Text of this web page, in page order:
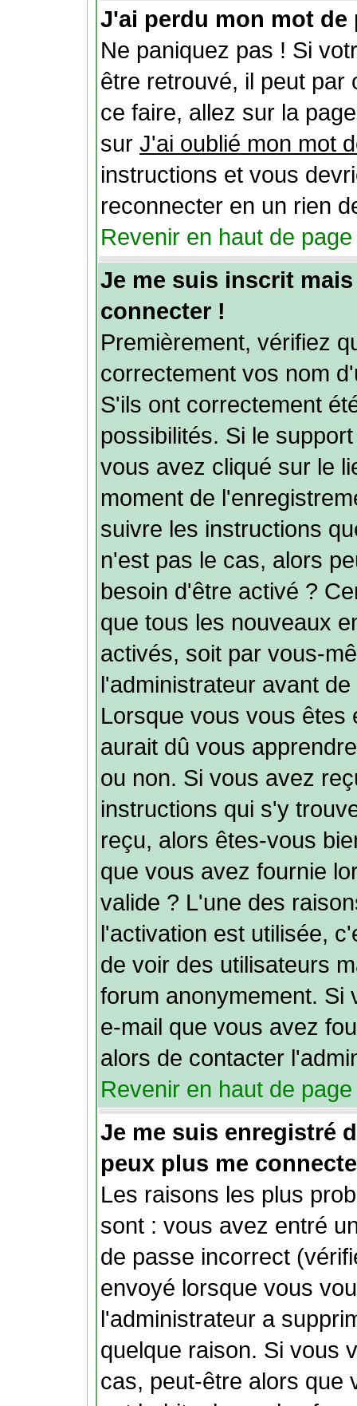
J'ai perdu mon mot de
Ne paniquez pas ! Si
être retrouvé, il peut par
ce faire, allez sur la
sur J'ai oublié mon mot
instructions et vous
reconnecter en un rien
Revenir en haut de page
Je me suis inscrit
connecter !
Premièrement, vérifiez
correctement vos nom
S'ils ont correctement
possibilités. Si le
vous avez cliqué sur le
moment de
suivre les instructions
n'est pas le cas, alors
besoin d'être activé ?
que tous les nouveaux
activés, soit par vous-
l'administrateur avant
Lorsque vous vous êtes
aurait dû vous
ou non. Si vous avez
instructions qui s'y
reçu, alors êtes-vous
que vous avez fournie
valide ? L'une des
l'activation est utilisée,
de voir des utilisateurs
forum anonymement. Si
e-mail que vous avez
alors de contacter
Revenir en haut de page
Je me suis enregistré
peux plus me
Les raisons les plus
sont : vous avez entré
de passe incorrect
envoyé lorsque vous
l'administrateur a
quelque raison. Si vous
cas, peut-être alors que